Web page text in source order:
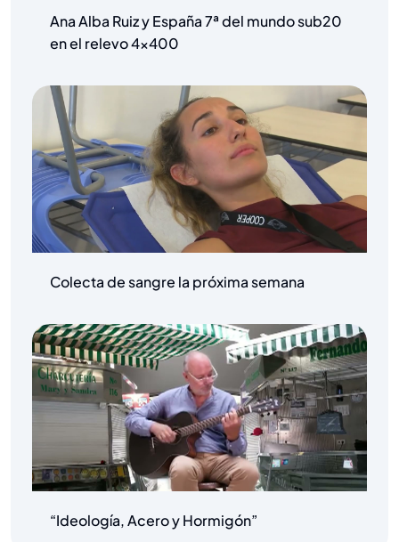
Ana Alba Ruiz y España 7ª del mundo sub20
en el relevo 4×400
Colecta de sangre la próxima semana
“Ideología, Acero y Hormigón”